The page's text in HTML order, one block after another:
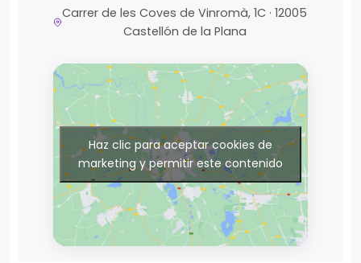
Carrer de les Coves de Vinromà, 1C · 12005
Castellón de la Plana
Haz clic para aceptar cookies de
marketing y permitir este contenido